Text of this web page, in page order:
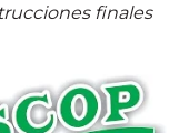
finales